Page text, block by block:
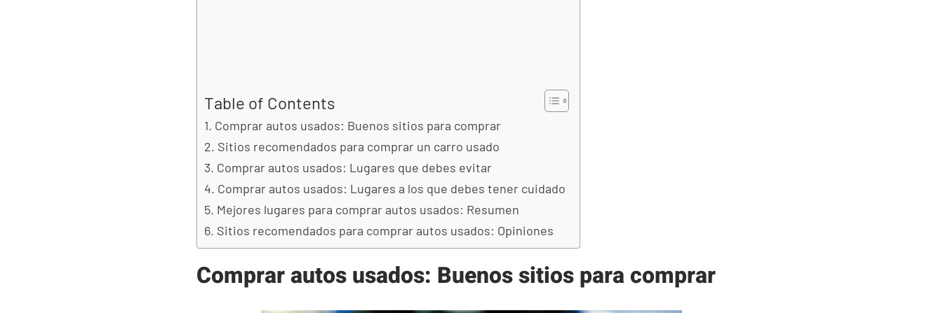
Table of Contents
Comprar autos usados: Buenos sitios para comprar
Sitios recomendados para comprar un carro usado
Comprar autos usados: Lugares que debes evitar
Comprar autos usados: Lugares a los que debes tener cuidado
Mejores lugares para comprar autos usados: Resumen
Sitios recomendados para comprar autos usados: Opiniones
Comprar autos usados: Buenos sitios para comprar